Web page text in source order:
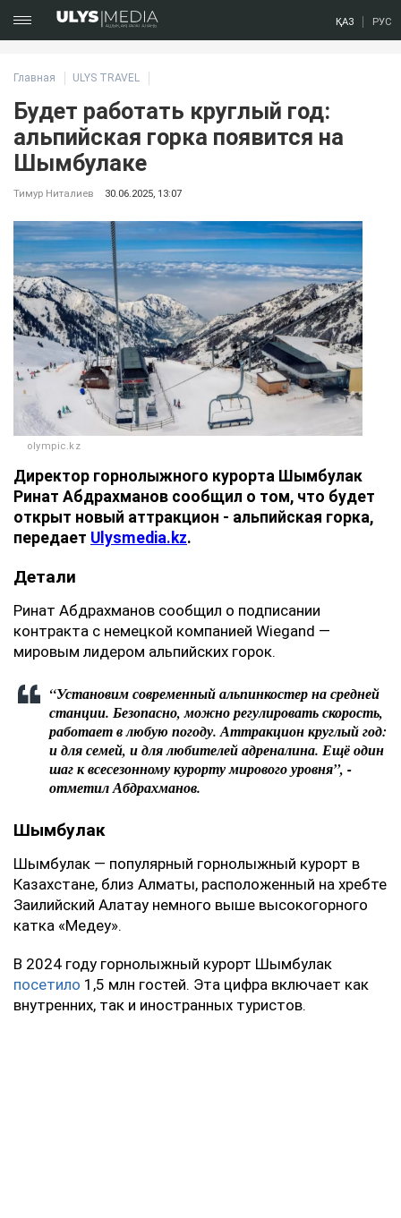
ҚАЗ РУС
Главная ULYS TRAVEL
Будет работать круглый год:
альпийская горка появится на
Шымбулаке
Тимур Ниталиев 30.06.2025, 13:07
olympic.kz
Директор горнолыжного курорта Шымбулак
Ринат Абдрахманов сообщил о том, что будет
открыт новый аттракцион - альпийская горка,
передает Ulysmedia.kz.
Детали
Ринат Абдрахманов сообщил о подписании
контракта с немецкой компанией Wiegand —
мировым лидером альпийских горок.
“Установим современный альпинкостер на средней
станции. Безопасно, можно регулировать скорость,
работает в любую погоду. Аттракцион круглый год:
и для семей, и для любителей адреналина. Ещё один
шаг к всесезонному курорту мирового уровня”, -
отметил Абдрахманов.
Шымбулак
Шымбулак — популярный горнолыжный курорт в
Казахстане, близ Алматы, расположенный на хребте
Заилийский Алатау немного выше высокогорного
катка «Медеу».
В 2024 году горнолыжный курорт Шымбулак
посетило 1,5 млн гостей. Эта цифра включает как
внутренних, так и иностранных туристов.